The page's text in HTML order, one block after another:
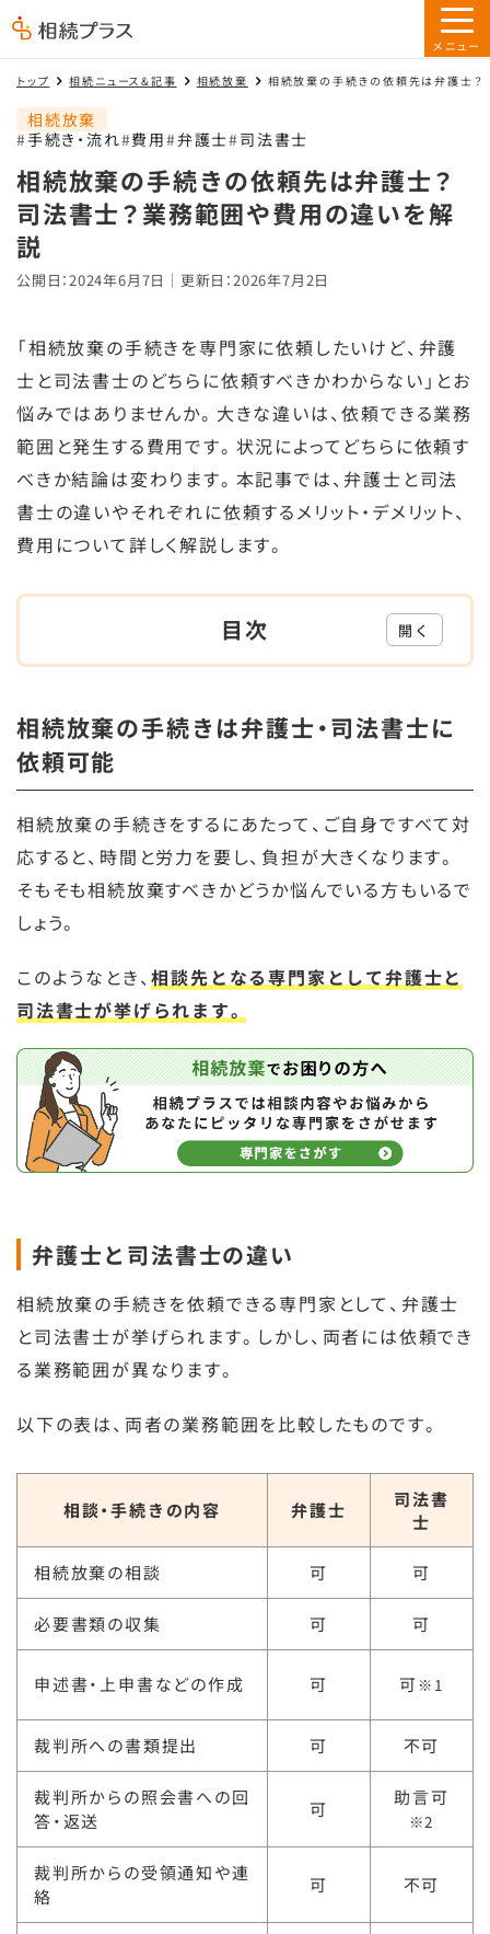
トップ 相続ニュース&記事 相続放棄 相続放棄の手続きの依頼先は弁護士
相続放棄
手続き・流れ 費用 弁護士 司法書士
相続放棄の手続きの依頼先は弁護士？
司法書士？業務範囲や費用の違いを解
説
公開日：2024年6月7日｜更新日：2026年7月2日
「相続放棄の手続きを専門家に依頼したいけど、弁護
士と司法書士のどちらに依頼すべきかわからない」とお
悩みではありませんか。大きな違いは、依頼できる業務
範囲と発生する費用です。状況によってどちらに依頼す
べきか結論は変わります。本記事では、弁護士と司法
書士の違いやそれぞれに依頼するメリット・デメリット、
費用について詳しく解説します。
目次 開く
相続放棄の手続きは弁護士・司法書士に
依頼可能
相続放棄の手続きをするにあたって、ご自身ですべて対
応すると、時間と労力を要し、負担が大きくなります。
そもそも相続放棄すべきかどうか悩んでいる方もいるで
しょう。
このようなとき、相談先となる専門家として弁護士と
司法書士が挙げられます。
弁護士と司法書士の違い
相続放棄の手続きを依頼できる専門家として、弁護士
と司法書士が挙げられます。しかし、両者には依頼でき
る業務範囲が異なります。
以下の表は、両者の業務範囲を比較したものです。
相談・手続きの内容 弁護士
司法書
士
相続放棄の相談 可 可
必要書類の収集 可 可
申述書・上申書などの作成 可 可 ※1
裁判所への書類提出 可 不可
裁判所からの照会書への回
答・返送
可
助言可
※2
裁判所からの受領通知や連
絡
可 不可